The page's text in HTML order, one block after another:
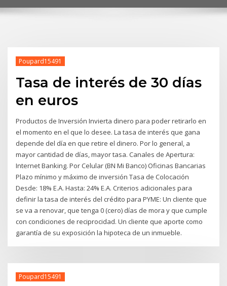
Poupard15491
Tasa de interés de 30 días
en euros
Productos de Inversión Invierta dinero para poder retirarlo en
el momento en el que lo desee. La tasa de interés que gana
depende del día en que retire el dinero. Por lo general, a
mayor cantidad de días, mayor tasa. Canales de Apertura:
Internet Banking. Por Celular (BN Mi Banco) Oficinas Bancarias
Plazo mínimo y máximo de inversión Tasa de Colocación
Desde: 18% E.A. Hasta: 24% E.A. Criterios adicionales para
definir la tasa de interés del crédito para PYME: Un cliente que
se va a renovar, que tenga 0 (cero) días de mora y que cumple
con condiciones de reciprocidad. Un cliente que aporte como
garantía de su exposición la hipoteca de un inmueble.
Poupard15491